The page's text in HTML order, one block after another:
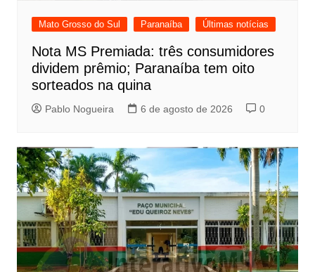
Mato Grosso do Sul Paranaíba Últimas notícias
Nota MS Premiada: três consumidores
dividem prêmio; Paranaíba tem oito
sorteados na quina
Pablo Nogueira 6 de agosto de 2026 0